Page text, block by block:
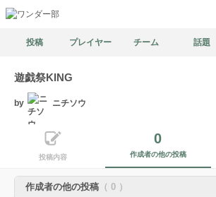
投稿 プレイヤー チーム 話題
遊戯祭KING
by ニチソウ
投稿内容
0
作成者の他の投稿
作成者の他の投稿 （ 0 ）